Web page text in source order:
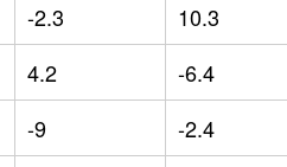
-2.3 10.3
4.2 -6.4
-9 -2.4